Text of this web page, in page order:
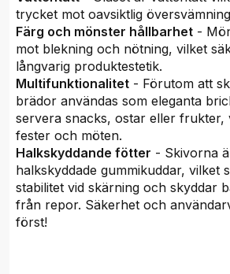
trycket mot oavsiktlig
Färg och mönster hållbarhet -
mot blekning och nötning, vilket
långvarig produktestetik.
Multifunktionalitet - Förutom att
brädor användas som eleganta
servera snacks, ostar eller frukter,
fester och möten.
Halkskyddande fötter - Skivorna
halkskyddade gummikuddar, vilket
stabilitet vid skärning och skyddar
från repor. Säkerhet och
först!